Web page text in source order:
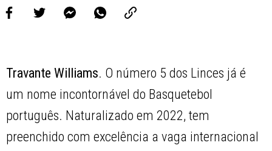
Travante Williams. O número 5 dos Linces já é
um nome incontornável do Basquetebol
português. Naturalizado em 2022, tem
preenchido com excelência a vaga internacional